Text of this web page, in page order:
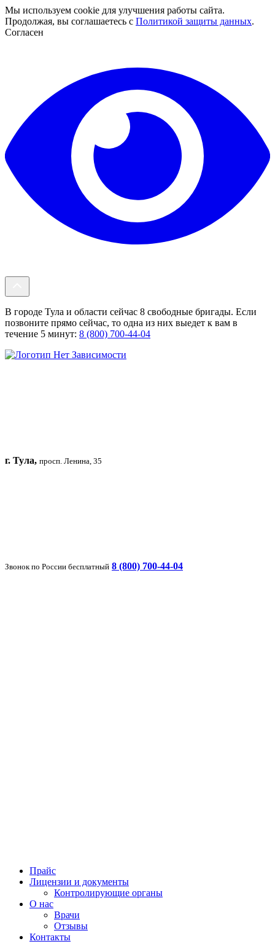
Мы используем cookie для улучшения работы сайта.
Продолжая, вы соглашаетесь с Политикой защиты данных.
Согласен
В городе Тула и области сейчас 8 свободные бригады. Если
позвоните прямо сейчас, то одна из них выедет к вам в
течение 5 минут: 8 (800) 700-44-04
г. Тула, просп. Ленина, 35
Звонок по России бесплатный 8 (800) 700-44-04
Прайс
Лицензии и документы
Контролирующие органы
О нас
Врачи
Отзывы
Контакты